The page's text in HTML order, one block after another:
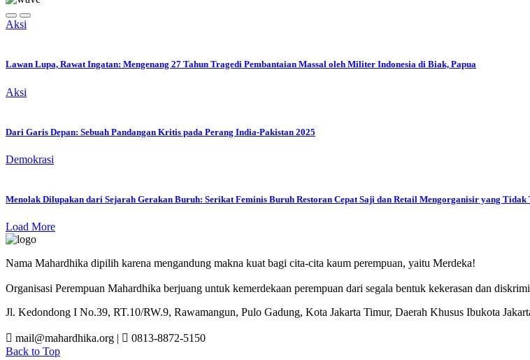
Aksi
Lawan Lupa, Rawat Ingatan: Mengenang 27 Tahun Tragedi Pembantaian Massal oleh Militer Indonesia di Biak, Papua
Aksi
Dari Garis Depan: Sebuah Pandangan Kritis pada Perang India-Pakistan 2025
Demokrasi
Menolak Dilupakan dari Sejarah Gerakan Buruh: Serikat Feminis Buruh Restoran Cepat Saji dan Retail Mengorganisir yang
Load More
Nama Mahardhika dipilih karena mengandung makna kuat bagi cita-cita kaum perempuan, yaitu Merdeka!
Organisasi Perempuan Mahardhika berjuang untuk kemerdekaan perempuan dari segala bentuk kekerasan dan
Jl. Kedondong I No.39, RT.10/RW.9, Rawamangun, Pulo Gadung, Kota Jakarta Timur, Daerah Khusus Ibukota
mail@mahardhika.org |
0813-8872-5150
Back to Top